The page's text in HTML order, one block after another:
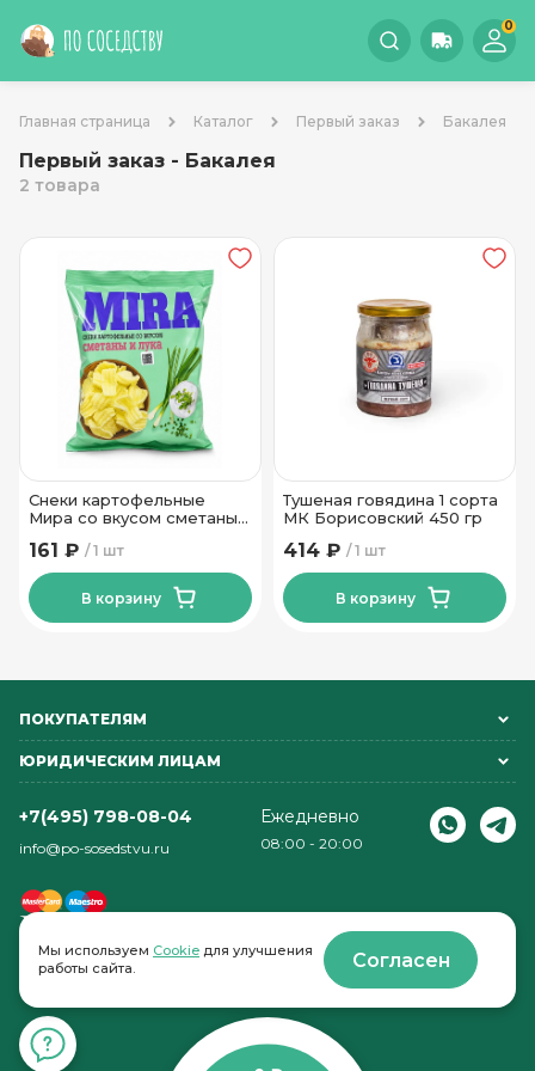
0
Главная страница Каталог Первый заказ Бакалея
Первый заказ - Бакалея
2 товара
Снеки картофельные
Мира со вкусом сметаны и
1 шт
161 ₽
В корзину
Тушеная говядина 1 сорта
МК Борисовский 450 гр
1 шт
414 ₽
В корзину
ПОКУПАТЕЛЯМ
ЮРИДИЧЕСКИМ ЛИЦАМ
+7(495) 798-08-04
info@po-sosedstvu.ru
Ежедневно
08:00 - 20:00
© 2022-2026 . По соседству
Мы используем Cookie для улучшения
работы сайта.
Согласен